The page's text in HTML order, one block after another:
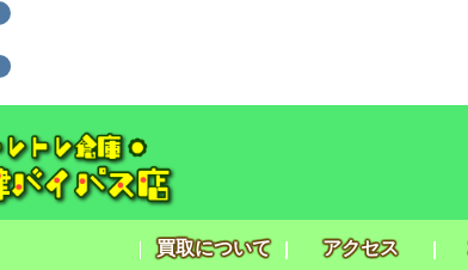
買取について アクセス